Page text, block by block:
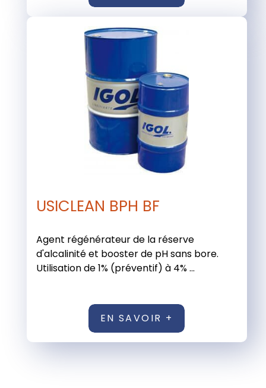
USICLEAN BPH BF
Agent régénérateur de la réserve
d'alcalinité et booster de pH sans bore.
Utilisation de 1% (préventif) à 4% ...
EN SAVOIR +